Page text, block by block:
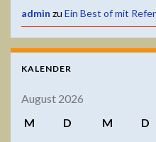
admin zu Ein Best of mit
KALENDER
August 2026
M
D M D